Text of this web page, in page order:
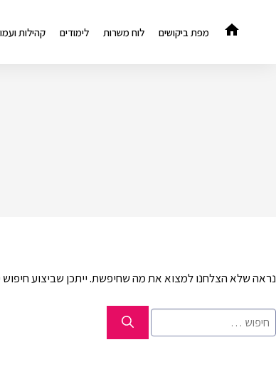
מפת ביקושים לוח משרות לימודים קהילות
נראה שלא הצלחנו למצוא את מה שחיפשת. ייתכן שביצוע חיפוש
חיפוש: